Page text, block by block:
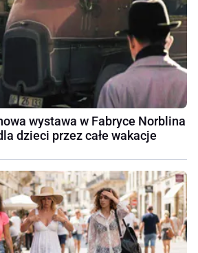
wystawa w Fabryce Norblina
dzieci przez całe wakacje